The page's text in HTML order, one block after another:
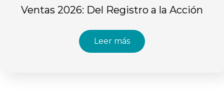
Ventas 2026: Del Registro a la Acción
Leer más